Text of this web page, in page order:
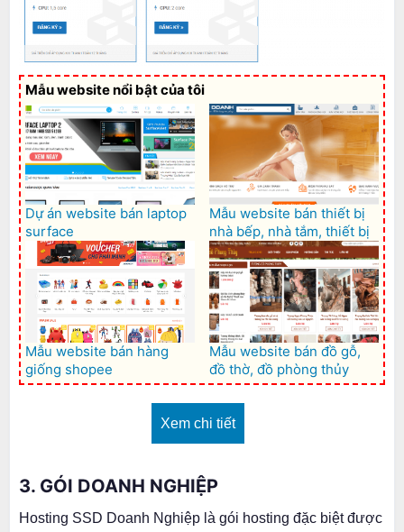
Mẫu website nổi bật của tôi
Dự án website bán laptop
surface
Mẫu website bán thiết bị
nhà bếp, nhà tắm, thiết bị
vệ sinh tuyệt đẹp
Mẫu website bán hàng
giống shopee
Mẫu website bán đồ gỗ,
đồ thờ, đồ phòng thủy
Xem chi tiết
3. GÓI DOANH NGHIỆP
Hosting SSD Doanh Nghiệp là gói hosting đặc biệt được